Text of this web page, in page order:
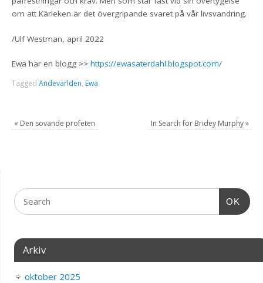
om att Kärleken är det övergripande svaret på vår livsvandring.
/Ulf Westman, april 2022
Ewa har en blogg >>https://ewasaterdahl.blogspot.com/
TaggedAndevärlden, Ewa.
« Den sovande profeten In Search for Bridey Murphy»
OK
Arkiv
oktober 2025